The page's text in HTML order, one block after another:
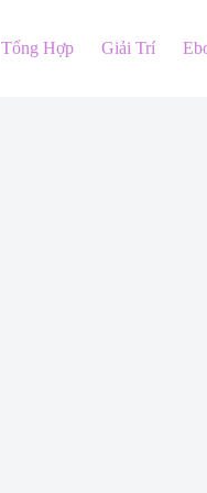
Tổng Hợp Giải Trí